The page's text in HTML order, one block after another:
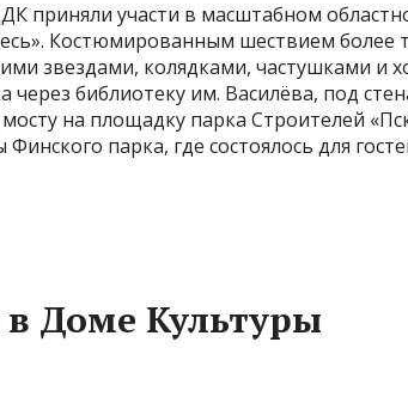
приняли участи в масштабном
Костюмированным шествием более
звездами, колядками, частушками и
через библиотеку им. Василёва, под
на площадку парка Строителей
Финского парка, где состоялось для
Доме Культуры